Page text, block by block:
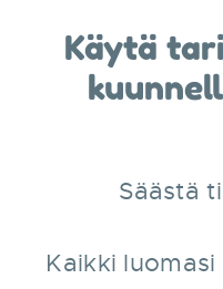
Käytä
Säästä
Kaikki